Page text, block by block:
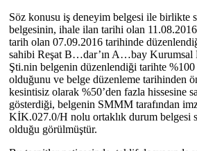
Söz konusu iş deneyim belgesi ile birlikte
belgesinin, ihale ilan tarihi olan
tarih olan 07.09.2016 tarihinde
sahibi Reşat B…dar’ın A…bay Kurumsal
Şti.nin belgenin düzenlendiği tarihte %100
olduğunu ve belge düzenleme tarihinden
kesintisiz olarak %50’den fazla hissesine
gösterdiği, belgenin SMMM tarafından
KİK.027.0/H nolu ortaklık durum belgesi
olduğu görülmüştür.